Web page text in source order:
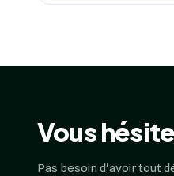
Vous
Pas besoin d'avoir tout